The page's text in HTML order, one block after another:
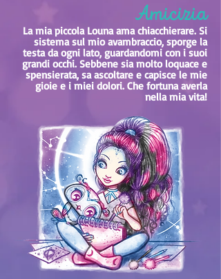
Amicizia
La mia piccola Louna ama chiacchierare. Si
sistema sul mio avambraccio, sporge la
testa da ogni lato, guardandomi con i suoi
grandi occhi. Sebbene sia molto loquace e
spensierata, sa ascoltare e capisce le mie
gioie e i miei dolori. Che fortuna averla
nella mia vita!